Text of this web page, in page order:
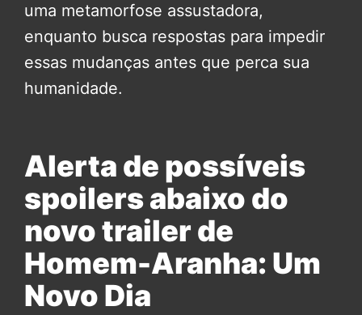
uma metamorfose assustadora,
enquanto busca respostas para impedir
essas mudanças antes que perca sua
humanidade.
Alerta de possíveis
spoilers abaixo do
novo trailer de
Homem-Aranha: Um
Novo Dia